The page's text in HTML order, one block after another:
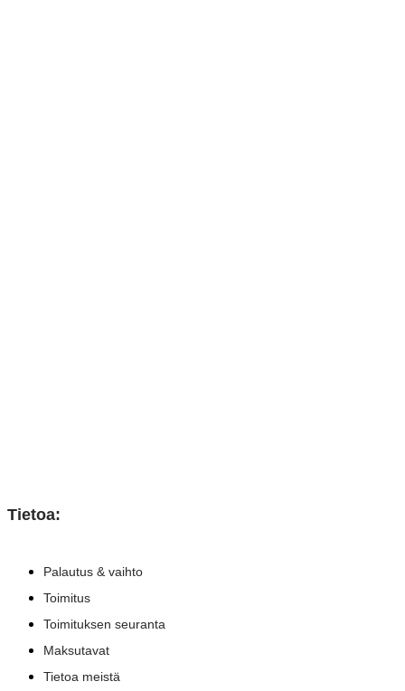
Tietoa:
Palautus & vaihto
Toimitus
Toimituksen seuranta
Maksutavat
Tietoa meistä